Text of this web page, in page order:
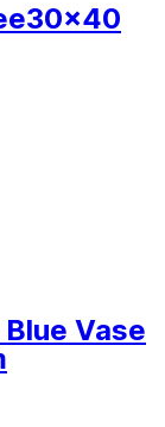
30x40
Vase